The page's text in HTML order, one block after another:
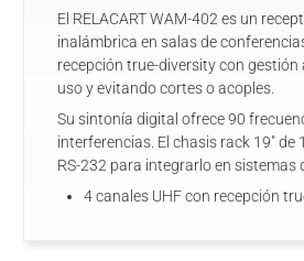
El RELACART WAM-402 es un
inalámbrica en salas de
recepción true-diversity con
uso y evitando cortes o acoples.
Su sintonía digital ofrece 90
interferencias. El chasis rack 19"
RS-232 para integrarlo en sistemas
4 canales UHF con recepción